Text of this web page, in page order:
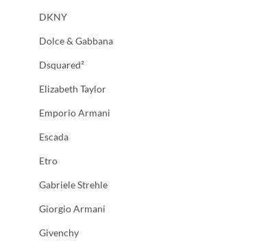
DKNY
Dolce & Gabbana
Dsquared²
Elizabeth Taylor
Emporio Armani
Escada
Etro
Gabriele Strehle
Giorgio Armani
Givenchy